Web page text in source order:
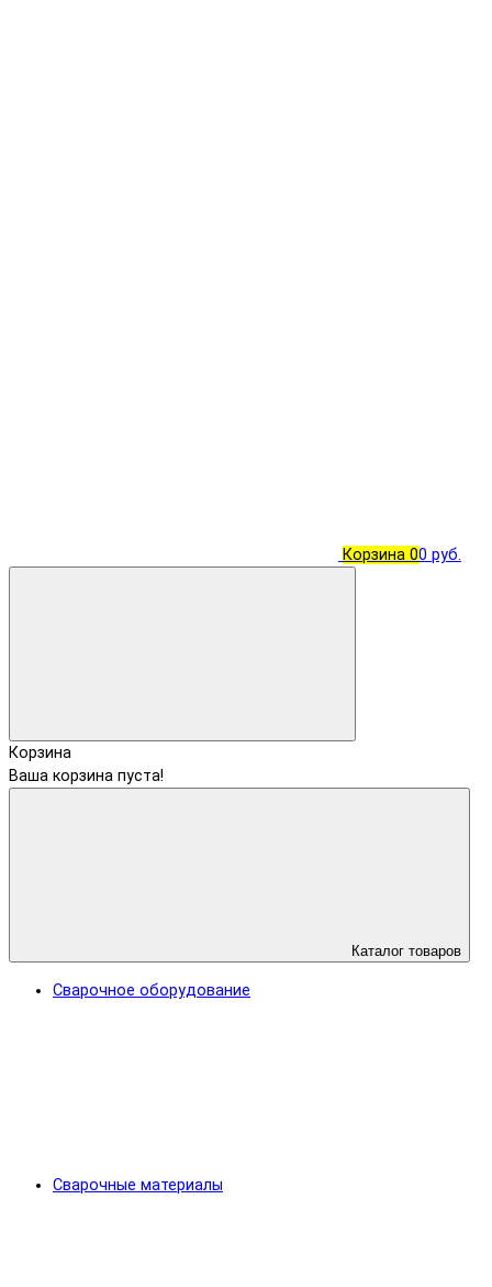
Корзина 00 руб.
Корзина
Ваша корзина пуста!
Каталог товаров
Сварочное оборудование
Сварочные материалы